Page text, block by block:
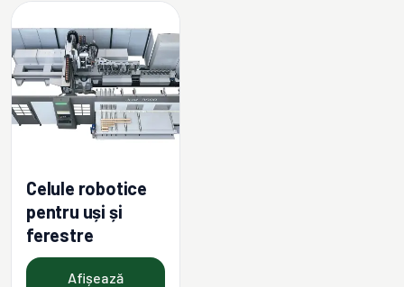
Celule robotice
pentru uși și
ferestre
Afișează